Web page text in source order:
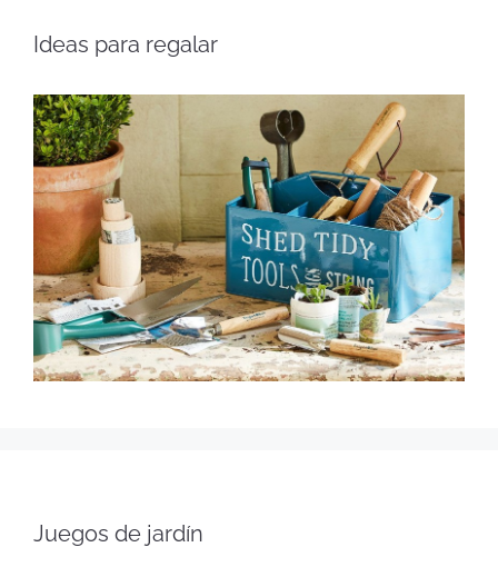
Ideas para regalar
Juegos de jardín